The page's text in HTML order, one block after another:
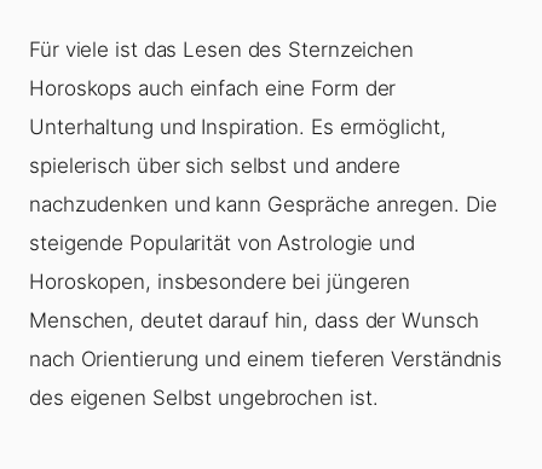
Für viele ist das Lesen des Sternzeichen
Horoskops auch einfach eine Form der
Unterhaltung und Inspiration. Es ermöglicht,
spielerisch über sich selbst und andere
nachzudenken und kann Gespräche anregen. Die
steigende Popularität von Astrologie und
Horoskopen, insbesondere bei jüngeren
Menschen, deutet darauf hin, dass der Wunsch
nach Orientierung und einem tieferen Verständnis
des eigenen Selbst ungebrochen ist.